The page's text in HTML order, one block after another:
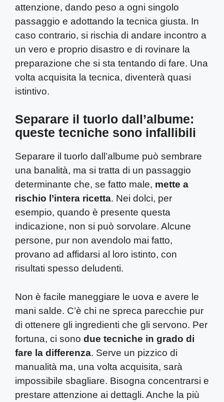
attenzione, dando peso a ogni singolo
passaggio e adottando la tecnica giusta. In
caso contrario, si rischia di andare incontro a
un vero e proprio disastro e di rovinare la
preparazione che si sta tentando di fare. Una
volta acquisita la tecnica, diventerà quasi
istintivo.
Separare il tuorlo dall’albume:
queste tecniche sono infallibili
Separare il tuorlo dall’albume può sembrare
una banalità, ma si tratta di un passaggio
determinante che, se fatto male, mette a
rischio l’intera ricetta. Nei dolci, per
esempio, quando è presente questa
indicazione, non si può sorvolare. Alcune
persone, pur non avendolo mai fatto,
provano ad affidarsi al loro istinto, con
risultati spesso deludenti.
Non è facile maneggiare le uova e avere le
mani salde. C’è chi ne spreca parecchie pur
di ottenere gli ingredienti che gli servono. Per
fortuna, ci sono due tecniche in grado di
fare la differenza. Serve un pizzico di
manualità ma, una volta acquisita, sarà
impossibile sbagliare. Bisogna concentrarsi e
prestare attenzione ai dettagli. Anche la più